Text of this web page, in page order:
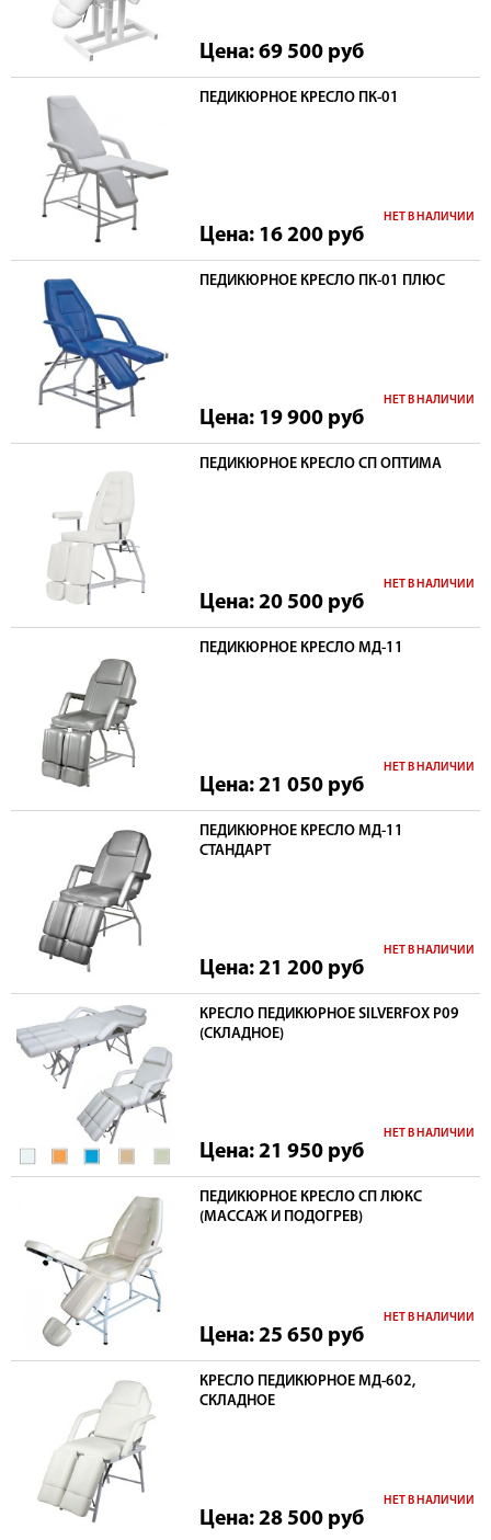
Цена: 69 500 руб
ПЕДИКЮРНОЕ КРЕСЛО ПК-01
Цена: 16 200 руб
НЕТ В НАЛИЧИИ
ПЕДИКЮРНОЕ КРЕСЛО ПК-01 ПЛЮС
Цена: 19 900 руб
НЕТ В НАЛИЧИИ
ПЕДИКЮРНОЕ КРЕСЛО СП ОПТИМА
Цена: 20 500 руб
НЕТ В НАЛИЧИИ
ПЕДИКЮРНОЕ КРЕСЛО МД-11
Цена: 21 050 руб
НЕТ В НАЛИЧИИ
ПЕДИКЮРНОЕ КРЕСЛО МД-11
СТАНДАРТ
Цена: 21 200 руб
НЕТ В НАЛИЧИИ
КРЕСЛО ПЕДИКЮРНОЕ SILVERFOX Р09
(СКЛАДНОЕ)
Цена: 21 950 руб
НЕТ В НАЛИЧИИ
ПЕДИКЮРНОЕ КРЕСЛО СП ЛЮКС
(МАССАЖ И ПОДОГРЕВ)
Цена: 25 650 руб
НЕТ В НАЛИЧИИ
КРЕСЛО ПЕДИКЮРНОЕ МД-602,
СКЛАДНОЕ
Цена: 28 500 руб
НЕТ В НАЛИЧИИ